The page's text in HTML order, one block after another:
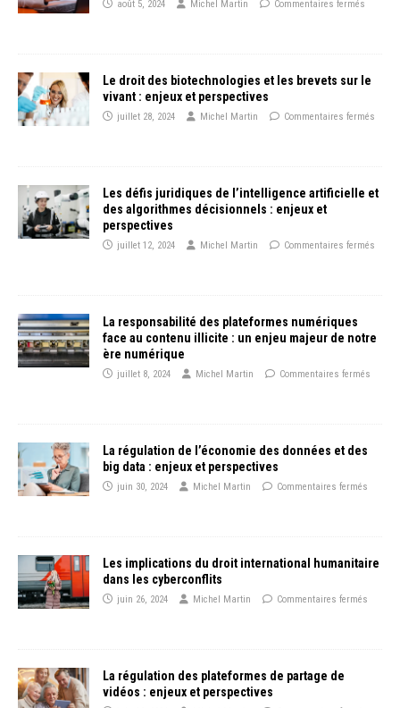
août 5, 2024 Michel Martin Commentaires fermés
Le droit des biotechnologies et les brevets sur le
vivant : enjeux et perspectives
juillet 28, 2024 Michel Martin Commentaires fermés
Les défis juridiques de l’intelligence artificielle et
des algorithmes décisionnels : enjeux et
perspectives
juillet 12, 2024 Michel Martin Commentaires fermés
La responsabilité des plateformes numériques
face au contenu illicite : un enjeu majeur de notre
ère numérique
juillet 8, 2024 Michel Martin Commentaires fermés
La régulation de l’économie des données et des
big data : enjeux et perspectives
juin 30, 2024 Michel Martin Commentaires fermés
Les implications du droit international humanitaire
dans les cyberconflits
juin 26, 2024 Michel Martin Commentaires fermés
La régulation des plateformes de partage de
vidéos : enjeux et perspectives